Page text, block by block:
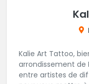
Kalie Art Tattoo,
arrondissement de
entre artistes de